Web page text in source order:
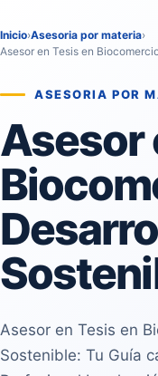
Inicio›Asesoria por materia›
Asesor en Tesis en
ASESORIA POR
Asesor
Asesor en Tesis en
Sostenible: Tu Guía